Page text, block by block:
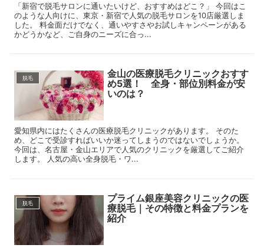
「新宿で脱毛サロンに通いたいけど、おすすめはどこ？」 今回はこ
のような人向けに、東京・新宿で人気の脱毛サロンを10店厳選しま
した。 料金面だけでなく、通いやすさやお試しキャンペーンがある
かどうかなど、ご自身のニーズに合っ...
脱毛
金山の医療脱毛クリニックおすす
め5選！ 全身・部位別料金が安
いのは？
愛知県内にはたくさんの医療脱毛クリニックがあります。 そのた
め、どこで受診すればいいか迷ってしまうのではないでしょうか。
今回は、名古屋・金山エリアで人気のクリニックを厳選してご紹介
します。 人気の高い全身脱毛・ワ...
脱毛
プライム銀座美容クリニックの医
療脱毛｜その特徴と料金プランを
紹介